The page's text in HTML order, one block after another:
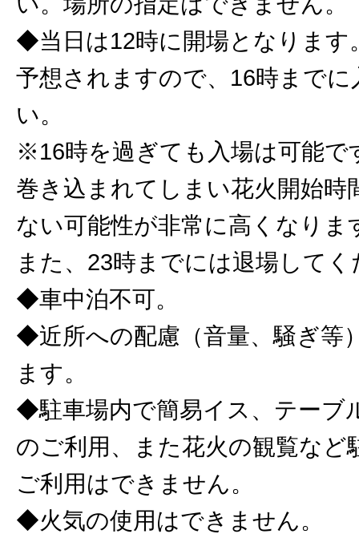
◆当日は12時に開場となります
予想されますので、16時までに
い。
※16時を過ぎても入場は可能で
巻き込まれてしまい花火開始時
ない可能性が非常に高くなりま
また、23時までには退場して
◆車中泊不可。
◆近所への配慮（音量、騒ぎ等
ます。
◆駐車場内で簡易イス、テーブ
のご利用、また花火の観覧など
ご利用はできません。
◆火気の使用はできません。